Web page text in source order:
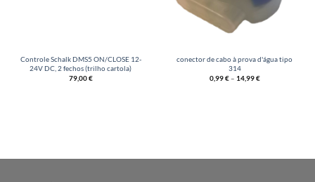
Controle Schalk DMS5 ON/CLOSE 12-
24V DC, 2 fechos (trilho cartola)
79,00€
conector de cabo à prova d'água tipo
314
0,99€– 14,99€